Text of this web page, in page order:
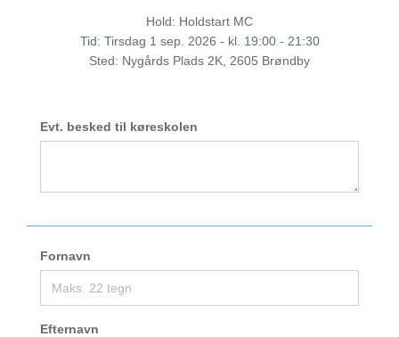
Hold: Holdstart MC
Tid: Tirsdag 1 sep. 2026 - kl. 19:00 - 21:30
Sted: Nygårds Plads 2K, 2605 Brøndby
Evt. besked til køreskolen
Fornavn
Efternavn